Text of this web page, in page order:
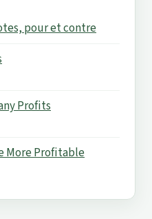
pour et contre
Profits
More Profitable